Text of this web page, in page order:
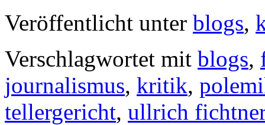
Veröffentlicht unter blogs,
Verschlagwortet mit blogs,
journalismus, kritik,
tellergericht, ullrich fichtner